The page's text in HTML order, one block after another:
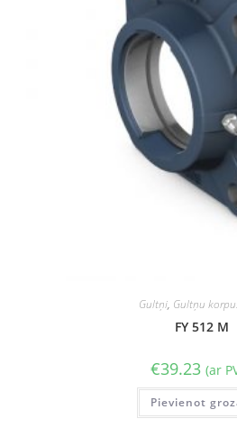
Gultņi, Gultņu
FY 512 M
€39.23 (ar
Pievienot